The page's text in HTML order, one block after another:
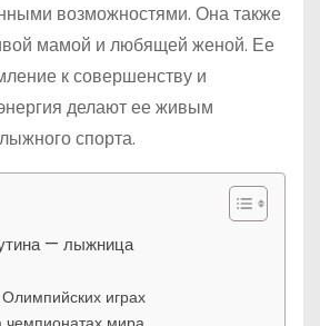
возможностями. Она также
мамой и любящей женой. Ее
к совершенству и
делают ее живым
спорта.
— лыжница
играх